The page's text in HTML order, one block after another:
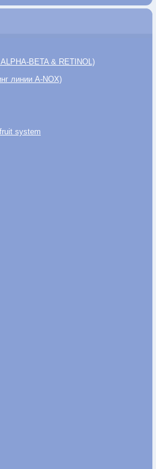
BETA & RETINOL)
линии A-NOX)
system